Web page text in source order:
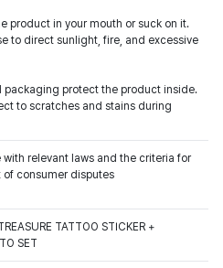
product in your mouth or suck on it.
to direct sunlight, fire, and excessive
packaging protect the product inside.
to scratches and stains during
with relevant laws and the criteria for
consumer disputes
TATTOO STICKER +
SET